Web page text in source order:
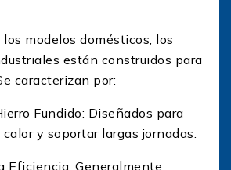
modelos domésticos, los
están construidos para
caracterizan por:
Fundido: Diseñados para
y soportar largas jornadas.
Eficiencia: Generalmente